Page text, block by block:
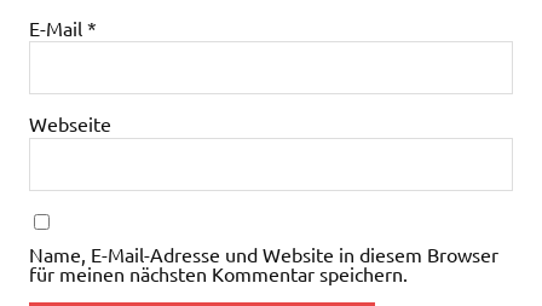
E-Mail *
Webseite
Name, E-Mail-Adresse und Website in diesem Browser
für meinen nächsten Kommentar speichern.